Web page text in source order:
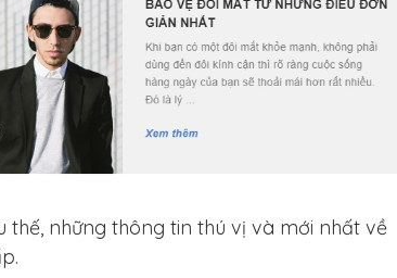
những thông tin thú vị và mới nhất về